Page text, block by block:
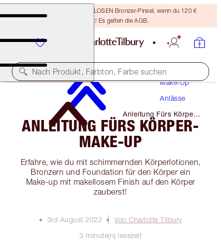
Sichere dir einen KOSTENLOSEN Bronzer-Pinsel, wenn du 120 €
ausgibst! Es gelten die AGB.
Nach Produkt, Farbton, Farbe suchen
Make-Up
Anlässe
Anleitung Fürs Körper-
Make-Up
ANLEITUNG FÜRS KÖRPER-
MAKE-UP
Erfahre, wie du mit schimmernden Körperlotionen,
Bronzern und Foundation für den Körper ein
Make-up mit makellosem Finish auf den Körper
zauberst!
3rd August 2022
Von Charlotte Tilbury
3 minute(n) lesezeit